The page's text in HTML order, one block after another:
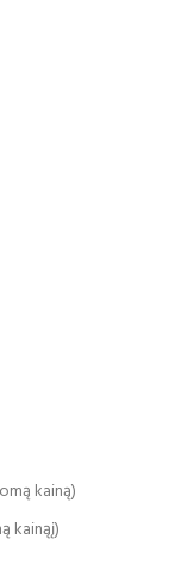
kainą)
kainąį)